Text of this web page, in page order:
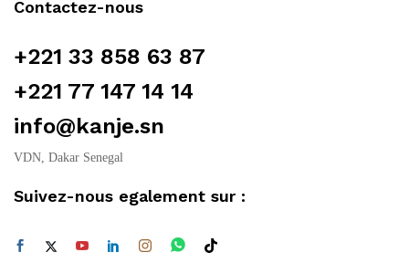
Contactez-nous
+221 33 858 63 87
+221 77 147 14 14
info@kanje.sn
VDN, Dakar Senegal
Suivez-nous egalement sur :